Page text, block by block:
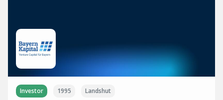
Investor 1995 Landshut